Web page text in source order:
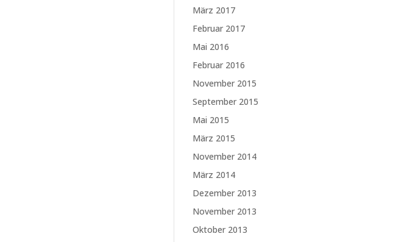
März 2017
Februar 2017
Mai 2016
Februar 2016
November 2015
September 2015
Mai 2015
März 2015
November 2014
März 2014
Dezember 2013
November 2013
Oktober 2013